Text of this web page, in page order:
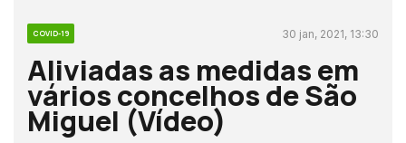
COVID-19 30 jan, 2021, 13:30
Aliviadas as medidas em
vários concelhos de São
Miguel (Vídeo)